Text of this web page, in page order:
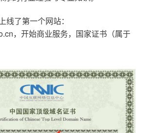
线了第一个网站：
，开始商业服务，国家证书（属于